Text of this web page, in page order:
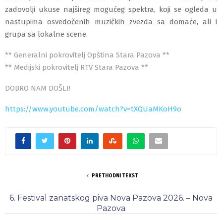
zadovolji ukuse najšireg mogućeg spektra, koji se ogleda u
nastupima osvedočenih muzičkih zvezda sa domaće, ali i
grupa sa lokalne scene.
** Generalni pokrovitelj Opština Stara Pazova **
** Medijski pokrovitelj RTV Stara Pazova **
DOBRO NAM DOŠLI!
https://www.youtube.com/watch?v=tXQUaMKoH9o
PRETHODNI TEKST
6. Festival zanatskog piva Nova Pazova 2026. – Nova
Pazova